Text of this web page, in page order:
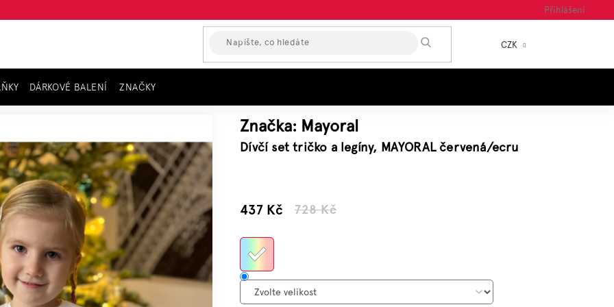
CZK
Přihlášení
DÁRKOVÉ BALENÍ ZNAČKY
Dívčí set tričko a legíny, MAYORAL červená/ecru
Značka: Mayoral
728 Kč
437 Kč Měrná